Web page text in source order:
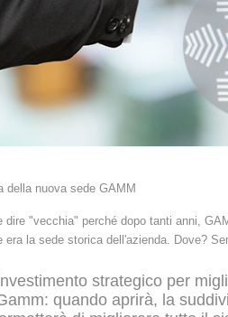
della nuova sede GAMM
dire "vecchia" perché dopo tanti anni,
la sede storica dell'azienda. Dove?
strategico per
quando aprirà, la